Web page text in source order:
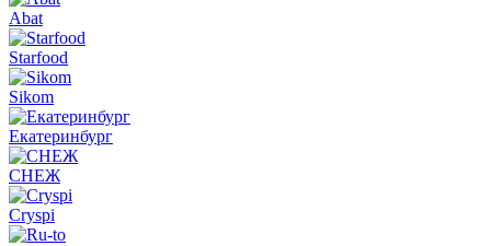
Abat
Starfood
Sikom
Екатеринбург
СНЕЖ
Cryspi